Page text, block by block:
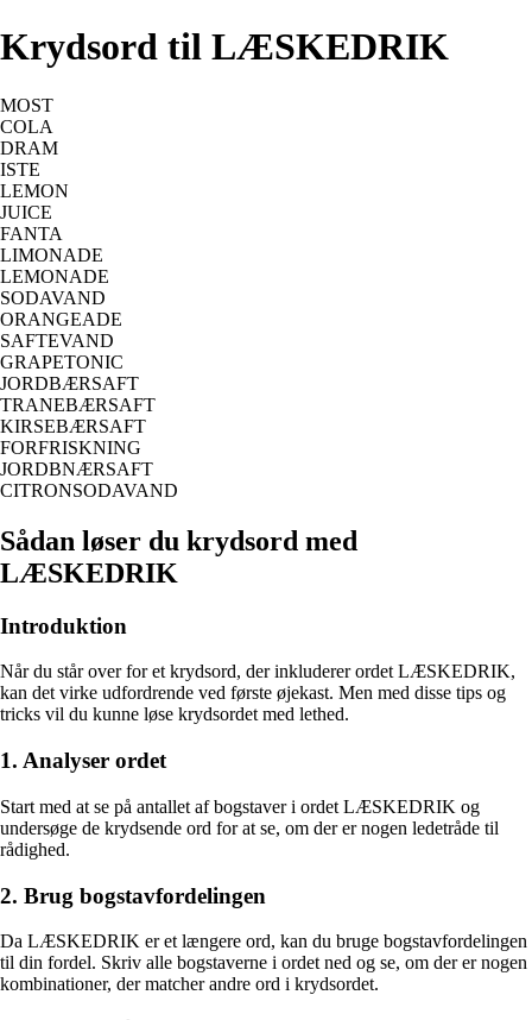
Krydsord til LÆSKEDRIK
MOST
COLA
DRAM
ISTE
LEMON
JUICE
FANTA
LIMONADE
LEMONADE
SODAVAND
ORANGEADE
SAFTEVAND
GRAPETONIC
JORDBÆRSAFT
TRANEBÆRSAFT
KIRSEBÆRSAFT
FORFRISKNING
JORDBNÆRSAFT
CITRONSODAVAND
Sådan løser du krydsord med
LÆSKEDRIK
Introduktion
Når du står over for et krydsord, der inkluderer ordet LÆSKEDRIK,
kan det virke udfordrende ved første øjekast. Men med disse tips og
tricks vil du kunne løse krydsordet med lethed.
1. Analyser ordet
Start med at se på antallet af bogstaver i ordet LÆSKEDRIK og
undersøge de krydsende ord for at se, om der er nogen ledetråde til
rådighed.
2. Brug bogstavfordelingen
Da LÆSKEDRIK er et længere ord, kan du bruge bogstavfordelingen
til din fordel. Skriv alle bogstaverne i ordet ned og se, om der er nogen
kombinationer, der matcher andre ord i krydsordet.